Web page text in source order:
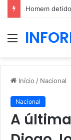
Menu
Início / Nacional
Nacional
A